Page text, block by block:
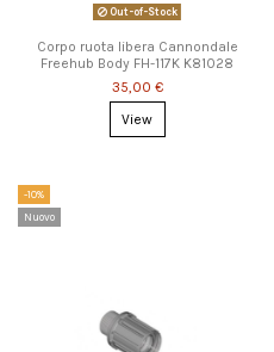
Out-of-Stock
Corpo ruota libera Cannondale
Freehub Body FH-117K K81028
35,00 €
View
-10%
Nuovo